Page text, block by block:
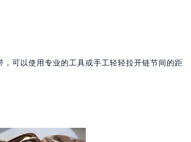
室（需提前预约）
写字楼（芙蓉广场）10层13室（需提前预约）
需提前预约）
座17层17-B（需提前预约）
可以使用专业的工具或手工轻轻拉开链节间的距